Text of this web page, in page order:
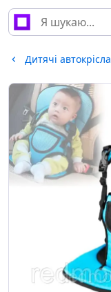
Дитячі автокрісла